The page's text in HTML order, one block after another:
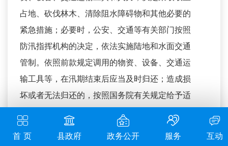
首 页 县政府 政务公开 服务 互动
占地、砍伐林木、清除阻水障碍物和其他必要的
紧急措施；必要时，公安、交通等有关部门按照
防汛指挥机构的决定，依法实施陆地和水面交通
管制。依照前款规定调用的物资、设备、交通运
输工具等，在汛期结束后应当及时归还；造成损
坏或者无法归还的，按照国务院有关规定给予适
的，在汛期结束后依法向有关部门补办手续；有